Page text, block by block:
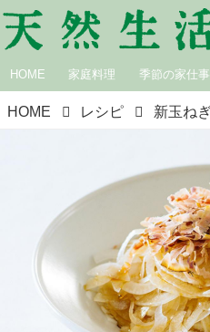
HOME 家庭料理 季節の家仕事
HOME レシピ